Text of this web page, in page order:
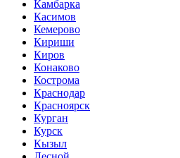
Камбарка
Касимов
Кемерово
Кириши
Киров
Конаково
Кострома
Краснодар
Красноярск
Курган
Курск
Кызыл